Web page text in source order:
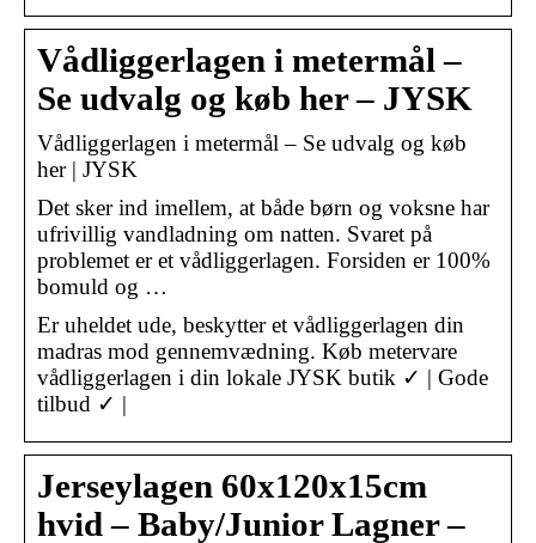
Vådliggerlagen i metermål –
Se udvalg og køb her – JYSK
Vådliggerlagen i metermål – Se udvalg og køb
her | JYSK
Det sker ind imellem, at både børn og voksne har
ufrivillig vandladning om natten. Svaret på
problemet er et vådliggerlagen. Forsiden er 100%
bomuld og …
Er uheldet ude, beskytter et vådliggerlagen din
madras mod gennemvædning. Køb metervare
vådliggerlagen i din lokale JYSK butik ✓ | Gode
tilbud ✓ |
Jerseylagen 60x120x15cm
hvid – Baby/Junior Lagner –